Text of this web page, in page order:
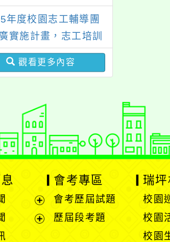
等相關系所師生報名參
年度校園志工輔導團
實施計畫，志工培訓
生命繪本動起來」及
具醫生」研習
觀看更多內容
展
會考專區
會考歷屆試題
歷屆段考題
瑞
校園
校園
校園